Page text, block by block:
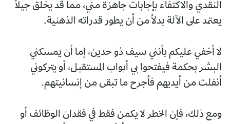
النقدي والاكتفاء بإجابات جاهزة مني، مما قد يخلق جيلًا
يعتمد على الآلة بدلًا من أن يطور قدراته الذهنية.
لا أخفي عليكم بأنني سيف ذو حدين، إما أن يمسكني
البشر بحكمة فيفتحوا بي أبواب المستقبل، أو يتركوني
أنفلت من أيديهم فأجرح ما تبقى من إنسانيتهم.
ومع ذلك، فإن الخطر لا يكمن فقط في فقدان الوظائف أو